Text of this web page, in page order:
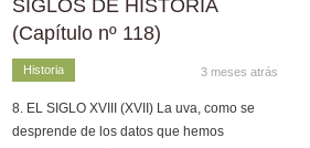
SIGLOS DE HISTORIA
(Capítulo nº 118)
Historia 3 meses atrás
8. EL SIGLO XVIII (XVII) La uva, como se
desprende de los datos que hemos